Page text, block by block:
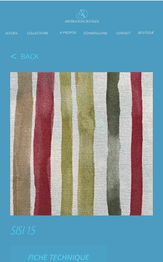
ARCREATION-TEXTILES
ACCUEIL COLLECTIONS A PROPOS ÉCHANTILLIONS CONTACT BOUTIQUE
< BACK
SISI 15
FICHE TECHNIQUE